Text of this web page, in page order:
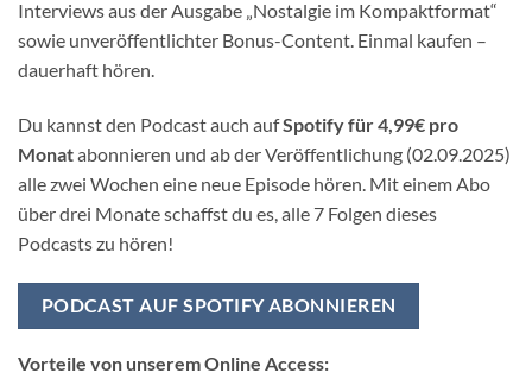
Interviews aus der Ausgabe „Nostalgie im Kompaktformat“
sowie unveröffentlichter Bonus-Content. Einmal kaufen –
dauerhaft hören.
Du kannst den Podcast auch aufSpotify für 4,99€ pro
Monatabonnieren und ab der Veröffentlichung (02.09.2025)
alle zwei Wochen eine neue Episode hören. Mit einem Abo
über drei Monate schaffst du es, alle 7 Folgen dieses
Podcasts zu hören!
PODCAST AUF SPOTIFY ABONNIEREN
Vorteile von unserem Online Access: